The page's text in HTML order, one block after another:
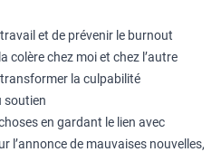
et de prévenir le burnout
colère chez moi et chez l’autre
transformer la culpabilité
soutien
en gardant le lien avec
l’annonce de mauvaises nouvelles,